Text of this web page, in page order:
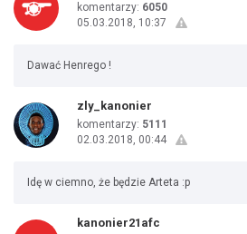
komentarzy: 6050
05.03.2018, 10:37
Dawać Henrego !
zly_kanonier
komentarzy: 5111
02.03.2018, 00:44
Idę w ciemno, że będzie Arteta :p
kanonier21afc